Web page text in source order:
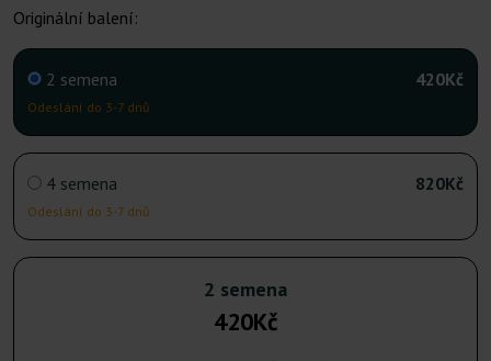
Originální balení:
2 semena
Odeslání do 3-7 dnů
420Kč
4 semena
Odeslání do 3-7 dnů
820Kč
2 semena
420Kč